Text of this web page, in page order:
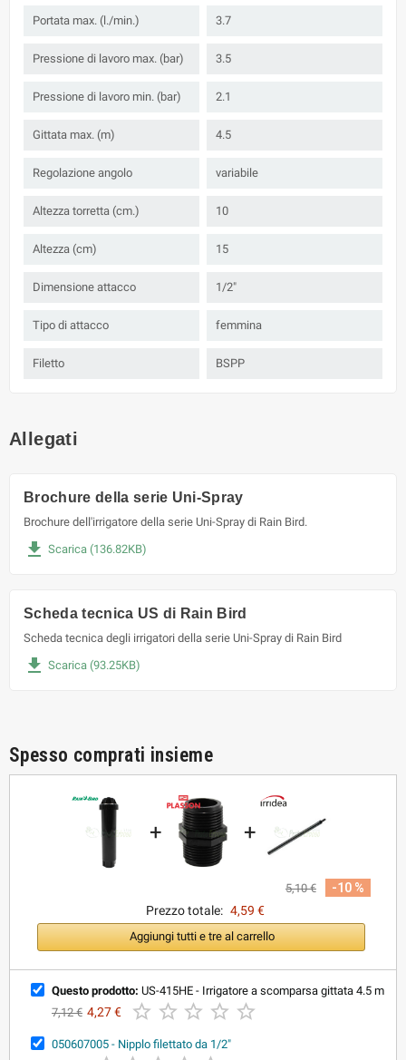
Portata max. (l./min.) 3.7
Pressione di lavoro max. (bar) 3.5
Pressione di lavoro min. (bar) 2.1
Gittata max. (m) 4.5
Regolazione angolo variabile
Altezza torretta (cm.) 10
Altezza (cm) 15
Dimensione attacco 1/2"
Tipo di attacco femmina
Filetto BSPP
Allegati
Brochure della serie Uni-Spray
Brochure dell'irrigatore della serie Uni-Spray di Rain Bird.
file_download Scarica (136.82KB)
Scheda tecnica US di Rain Bird
Scheda tecnica degli irrigatori della serie Uni-Spray di Rain Bird
file_download Scarica (93.25KB)
Spesso comprati insieme
+ +
5,10 €
-10 %
Prezzo totale: 4,59 €
Aggiungi tutti e tre al carrello
Questo prodotto: US-415HE - Irrigatore a scomparsa gittata 4.5 m
7,12 € 4,27 €     
050607005 - Nipplo filettato da 1/2"